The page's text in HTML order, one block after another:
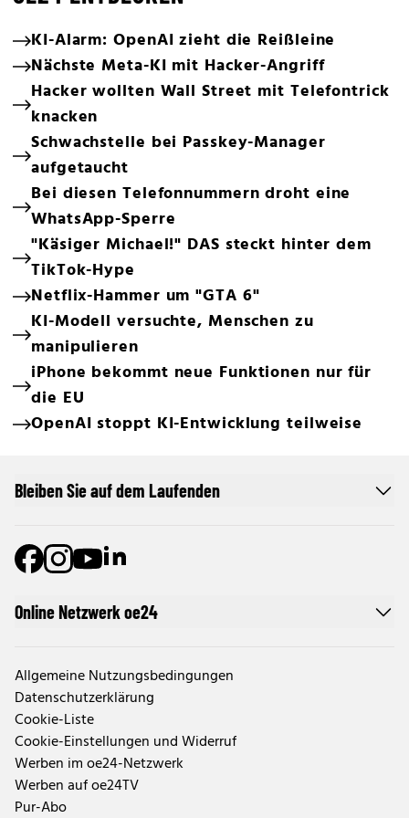
KI-Alarm: OpenAI zieht die Reißleine
Nächste Meta-KI mit Hacker-Angriff
Hacker wollten Wall Street mit Telefontrick
knacken
Schwachstelle bei Passkey-Manager
aufgetaucht
Bei diesen Telefonnummern droht eine
WhatsApp-Sperre
"Käsiger Michael!" DAS steckt hinter dem
TikTok-Hype
Netflix-Hammer um "GTA 6"
KI-Modell versuchte, Menschen zu
manipulieren
iPhone bekommt neue Funktionen nur für
die EU
OpenAI stoppt KI-Entwicklung teilweise
Online Netzwerk oe24
Allgemeine Nutzungsbedingungen
Datenschutzerklärung
Cookie-Liste
Cookie-Einstellungen und Widerruf
Werben im oe24-Netzwerk
Werben auf oe24TV
Pur-Abo
Bleiben Sie auf dem Laufenden